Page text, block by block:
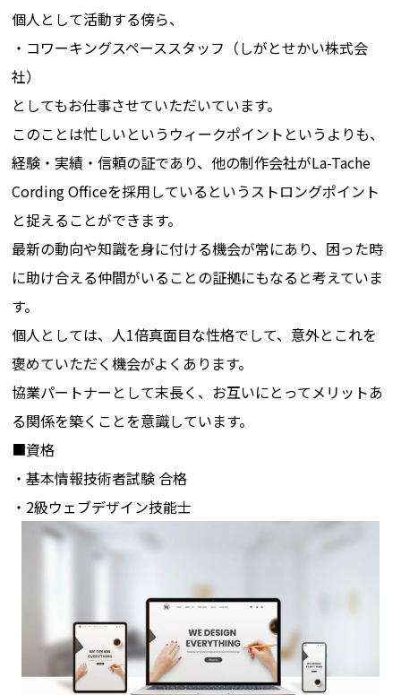
個人として活動する傍ら、
・コワーキングスペーススタッフ（しがとせかい株式会
社）
としてもお仕事させていただいています。
このことは忙しいというウィークポイントというよりも、
経験・実績・信頼の証であり、他の制作会社がLa-Tache
Cording Officeを採用しているというストロングポイント
と捉えることができます。
最新の動向や知識を身に付ける機会が常にあり、困った時
に助け合える仲間がいることの証拠にもなると考えていま
す。
個人としては、人1倍真面目な性格でして、意外とこれを
褒めていただく機会がよくあります。
協業パートナーとして末長く、お互いにとってメリットあ
る関係を築くことを意識しています。
■資格
・基本情報技術者試験 合格
・2級ウェブデザイン技能士